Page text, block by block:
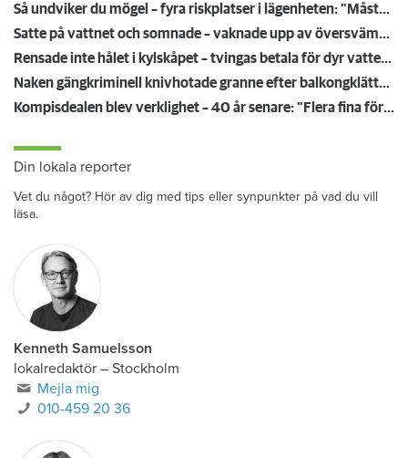
Så undviker du mögel – fyra riskplatser i lägenheten: ”Måste städa bort”
Satte på vattnet och somnade – vaknade upp av översvämning hos grannen
Rensade inte hålet i kylskåpet – tvingas betala för dyr vattenskada
Naken gängkriminell knivhotade granne efter balkongklättring
Kompisdealen blev verklighet – 40 år senare: "Flera fina fördelar med att dela bostad"
Din lokala reporter
Vet du något? Hör av dig med tips eller synpunkter på vad du vill
läsa.
Kenneth Samuelsson
lokalredaktör – Stockholm
Mejla mig
010-459 20 36